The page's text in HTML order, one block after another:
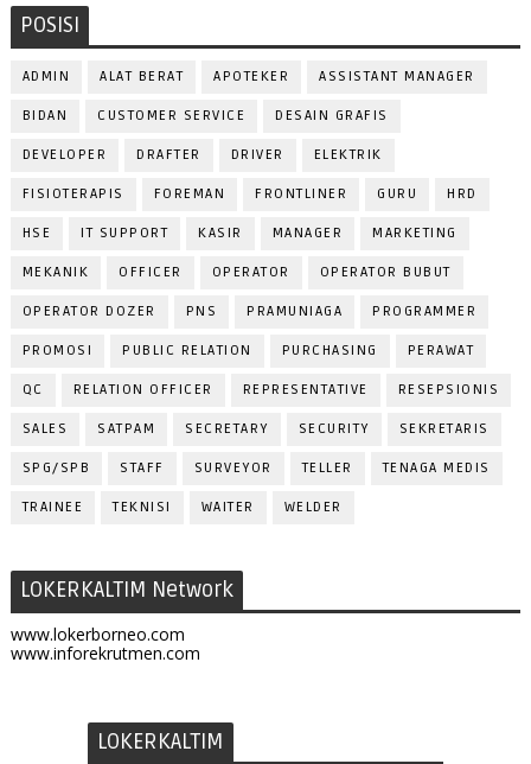
POSISI
ADMIN ALAT BERAT APOTEKER ASSISTANT MANAGER
BIDAN CUSTOMER SERVICE DESAIN GRAFIS
DEVELOPER DRAFTER DRIVER ELEKTRIK
FISIOTERAPIS FOREMAN FRONTLINER GURU HRD
HSE IT SUPPORT KASIR MANAGER MARKETING
MEKANIK OFFICER OPERATOR OPERATOR BUBUT
OPERATOR DOZER PNS PRAMUNIAGA PROGRAMMER
PROMOSI PUBLIC RELATION PURCHASING PERAWAT
QC RELATION OFFICER REPRESENTATIVE RESEPSIONIS
SALES SATPAM SECRETARY SECURITY SEKRETARIS
SPG/SPB STAFF SURVEYOR TELLER TENAGA MEDIS
TRAINEE TEKNISI WAITER WELDER
LOKERKALTIM Network
www.lokerborneo.com
www.inforekrutmen.com
LOKERKALTIM